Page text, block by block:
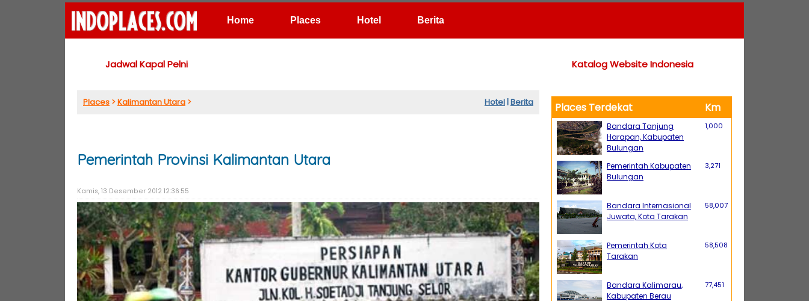
Home Places Hotel Berita
Jadwal Kapal Pelni Katalog Website Indonesia
Places >Kalimantan Utara > Hotel|Berita
Pemerintah Provinsi Kalimantan Utara
Kamis, 13 Desember 2012 12:36:55
Places Terdekat Km
Bandara Tanjung
Harapan, Kabupaten
Bulungan
1,000
Pemerintah Kabupaten
Bulungan
3,271
Bandara Internasional
Juwata, Kota Tarakan
58,007
Pemerintah Kota
Tarakan
58,508
Bandara Kalimarau,
Kabupaten Berau
77,451